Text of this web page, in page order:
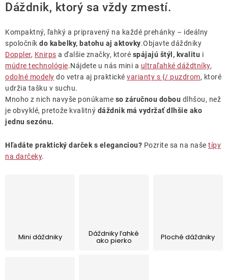
Lehátka
Doplnky
Dáždniky
Gastro produkty
Klub výhod
Dáždnik, ktorý sa vždy zmestí.
Kompaktný, ľahký a pripravený na každé prehánky – ideálny
spoločník do kabelky, batohu aj aktovky.Objavte dáždniky
Doppler, Knirps a ďalšie značky, ktoré spájajú štýl, kvalitu i
múdre technológie.Nájdete u nás mini a ultraľahké dáždtníky,
odolné modely do vetra aj praktické varianty s {/ puzdrom, ktoré
udržia tašku v suchu.
Mnoho z nich navyše ponúkame so záručnou dobou dlhšou, než
je obvyklé, pretože kvalitný dáždnik má vydržať dlhšie ako
jednu sezónu.
Hľadáte praktický darček s eleganciou? Pozrite sa na naše típy
na darčeky.
Mini dáždniky Dáždniky ľahké
ako pierko Ploché dáždniky